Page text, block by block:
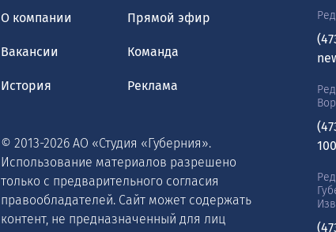
О компании Прямой эфир
Вакансии Команда
История Реклама
© 2013-2026 АО «Студия «Губерния».
Использование материалов разрешено
только с предварительного согласия
правообладателей. Сайт может содержать
контент, не предназначенный для лиц